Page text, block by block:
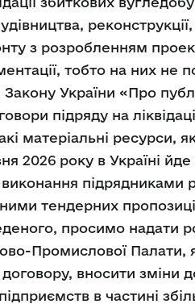
з розробленням
тобто на них не
Закону України «Про
підряду на
матеріальні ресурси,
2026 року в Україні
підрядниками
тендерних
просимо надати
Промислової Палати,
вносити зміни
в частині